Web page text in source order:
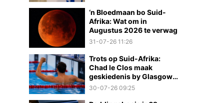
‘n Bloedmaan bo Suid-
Afrika: Wat om in
Augustus 2026 te verwag
31-07-26 11:26
Trots op Suid-Afrika:
Chad le Clos maak
geskiedenis by Glasgow
2026
30-07-26 09:25